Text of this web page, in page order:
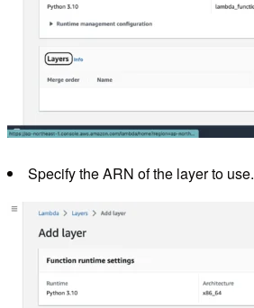
Specify the ARN of the layer to use.